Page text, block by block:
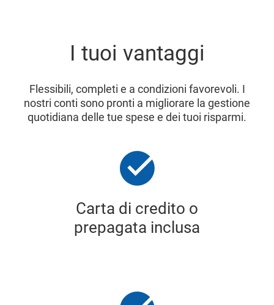
I tuoi vantaggi
Flessibili, completi e a condizioni favorevoli. I
nostri conti sono pronti a migliorare la gestione
quotidiana delle tue spese e dei tuoi risparmi.
Carta di credito o
prepagata inclusa